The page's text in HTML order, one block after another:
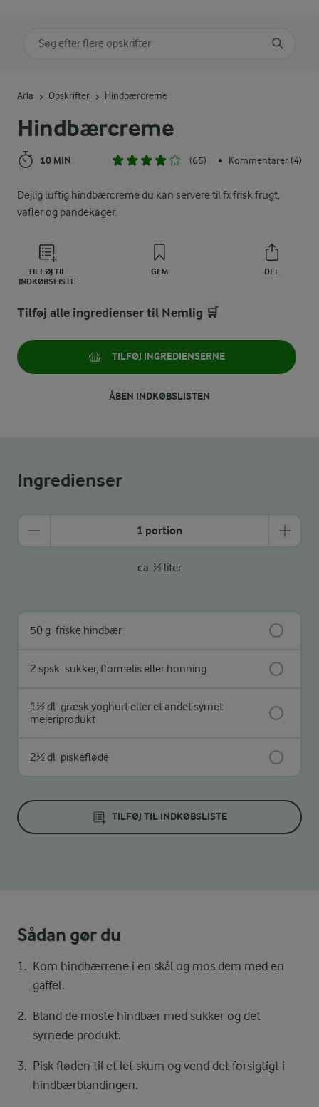
Hindbærcreme
10 MIN (65) • Kommentarer (4)
Dejlig luftig hindbærcreme du kan servere til fx frisk frugt,
vafler og pandekager.
TILFØJ TIL
INDKØBSLISTE
GEM DEL
Arla Opskrifter Hindbærcreme
Tilføj alle ingredienser til Nemlig 🛒
TILFØJ INGREDIENSERNE
ÅBEN INDKØBSLISTEN
Ingredienser
1 portion
ca. ½ liter
50 g friske hindbær
2 spsk sukker, flormelis eller honning
1½ dl græsk yoghurt eller et andet syrnet
mejeriprodukt
2½ dl piskefløde
TILFØJ TIL INDKØBSLISTE
Sådan gør du
Kom hindbærrene i en skål og mos dem med en
gaffel.
Bland de moste hindbær med sukker og det
syrnede produkt.
Pisk fløden til et let skum og vend det forsigtigt i
hindbærblandingen.
Søg på kategori